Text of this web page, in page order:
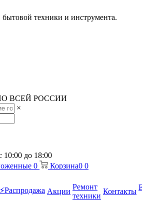
техники и инструмента.
ВСЕЙ РОССИИ
×
10:00 до 18:00
0 Корзина0 0
⚡️Распродажа Акции
Ремонт
техники
Контакты